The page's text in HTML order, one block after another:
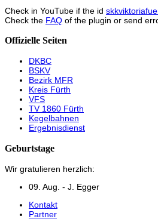
Check in YouTube if the id
Check the FAQ of the plugin or send
Offizielle Seiten
DKBC
BSKV
Bezirk MFR
Kreis Fürth
VFS
TV 1860 Fürth
Kegelbahnen
Ergebnisdienst
Geburtstage
Wir gratulieren herzlich:
09. Aug. - J. Egger
Kontakt
Partner